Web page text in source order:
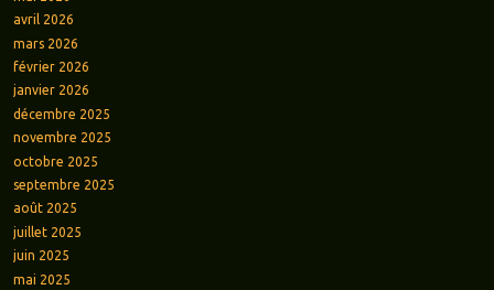
avril 2026
mars 2026
février 2026
janvier 2026
décembre 2025
novembre 2025
octobre 2025
septembre 2025
août 2025
juillet 2025
juin 2025
mai 2025